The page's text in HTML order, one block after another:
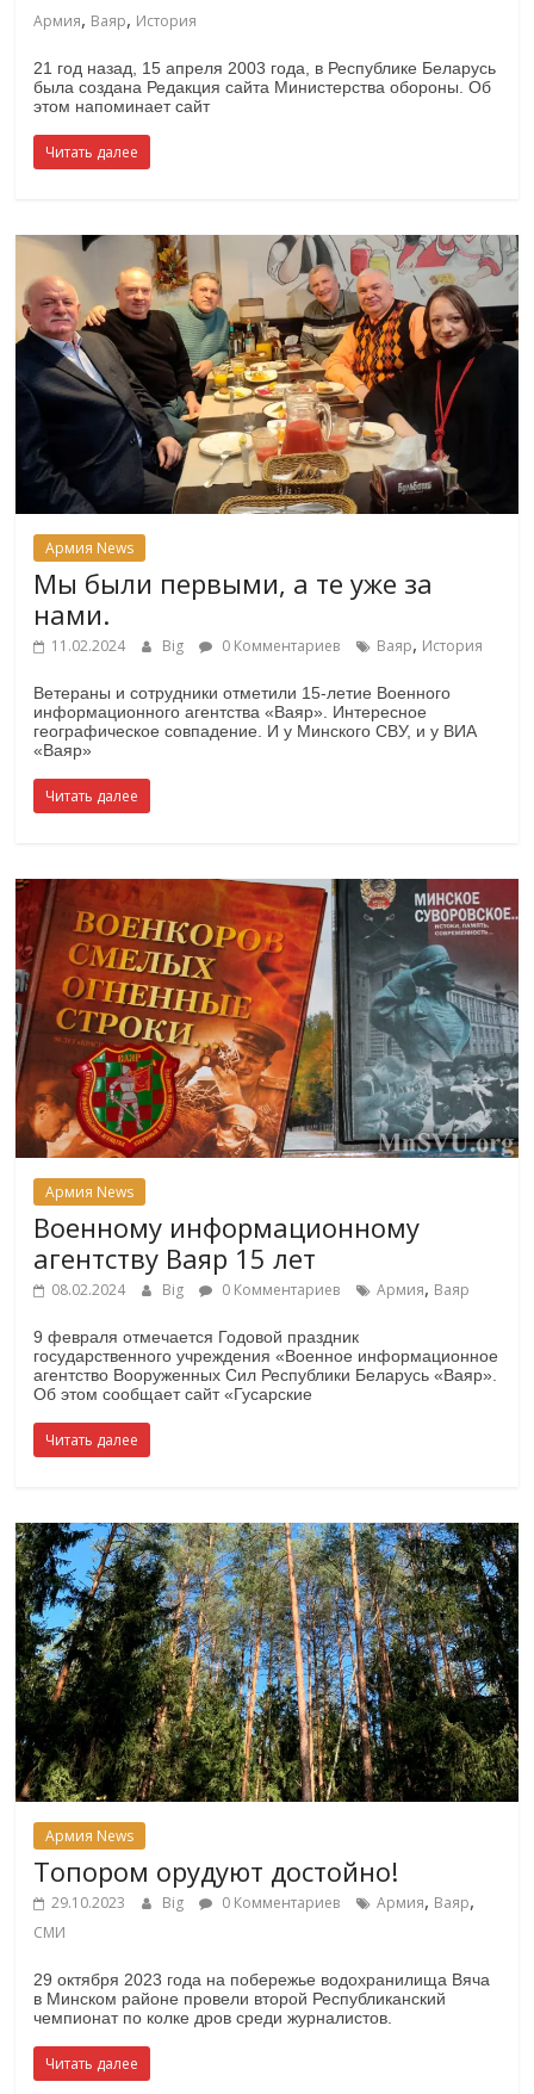
Армия, Ваяр, История
21 год назад, 15 апреля 2003 года, в Республике Беларусь
была создана Редакция сайта Министерства обороны. Об
этом напоминает сайт
Читать далее
Армия News
Мы были первыми, а те уже за
нами.
11.02.2024 Big 0 Комментариев Ваяр, История
Ветераны и сотрудники отметили 15-летие Военного
информационного агентства «Ваяр». Интересное
географическое совпадение. И у Минского СВУ, и у ВИА
«Ваяр»
Читать далее
Армия News
Военному информационному
агентству Ваяр 15 лет
08.02.2024 Big 0 Комментариев Армия, Ваяр
9 февраля отмечается Годовой праздник
государственного учреждения «Военное информационное
агентство Вооруженных Сил Республики Беларусь «Ваяр».
Об этом сообщает сайт «Гусарские
Читать далее
Армия News
Топором орудуют достойно!
29.10.2023 Big 0 Комментариев Армия, Ваяр,
СМИ
29 октября 2023 года на побережье водохранилища Вяча
в Минском районе провели второй Республиканский
чемпионат по колке дров среди журналистов.
Читать далее